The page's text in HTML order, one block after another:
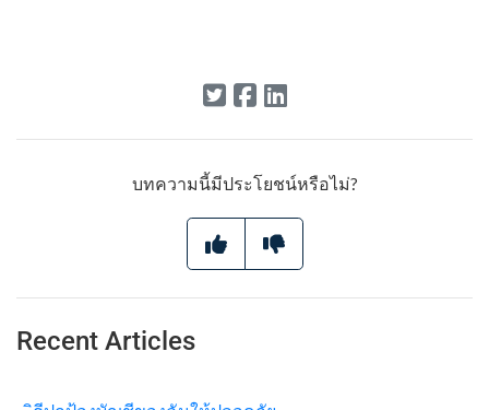
บทความนี้มีประโยชน์หรือไม่?
Recent Articles